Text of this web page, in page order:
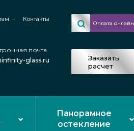
Контакты
почта
glass.ru
Оплата онлайн
Заказать
расчет
Панорамное
остекление